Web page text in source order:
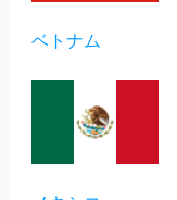
ベトナム